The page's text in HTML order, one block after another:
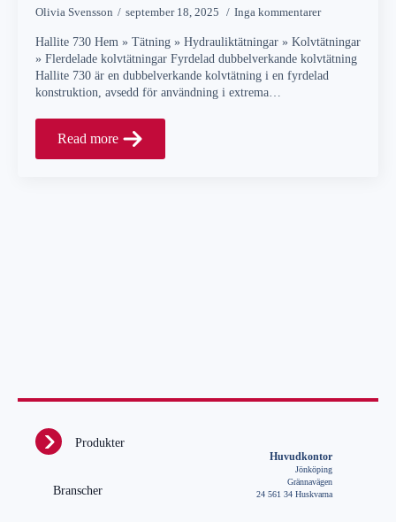
Olivia Svensson september 18, 2025 Inga kommentarer
Hallite 730 Hem » Tätning » Hydrauliktätningar » Kolvtätningar
» Flerdelade kolvtätningar Fyrdelad dubbelverkande kolvtätning
Hallite 730 är en dubbelverkande kolvtätning i en fyrdelad
konstruktion, avsedd för användning i extrema…
Read more
Produkter
Branscher
Huvudkontor
Jönköping
Grännavägen
24 561 34 Huskvarna